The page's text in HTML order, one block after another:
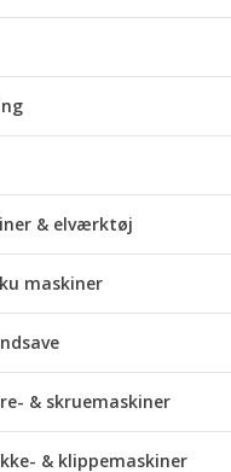
& elværktøj
maskiner
& skruemaskiner
& klippemaskiner